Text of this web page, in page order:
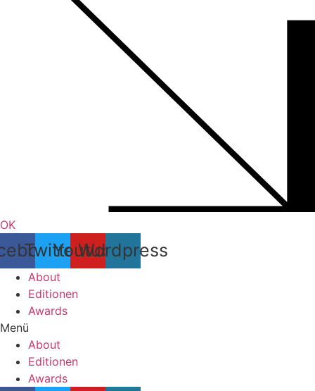
OK
TwitterYoutube
Wordpress
About
Editionen
Awards
Menü
About
Editionen
Awards